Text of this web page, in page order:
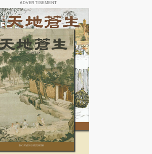
ADVERTISEMENT